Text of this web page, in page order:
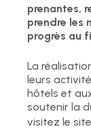
prenantes,
prendre les
progrès au
La
leurs
hôtels et
soutenir la
visitez le site